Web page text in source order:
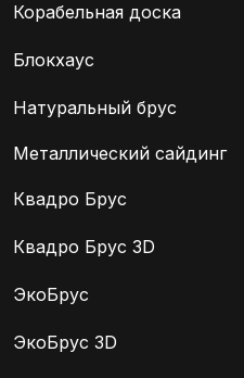
Корабельная доска
Блокхаус
Натуральный брус
Металлический сайдинг
Квадро Брус
Квадро Брус 3D
ЭкоБрус
ЭкоБрус 3D